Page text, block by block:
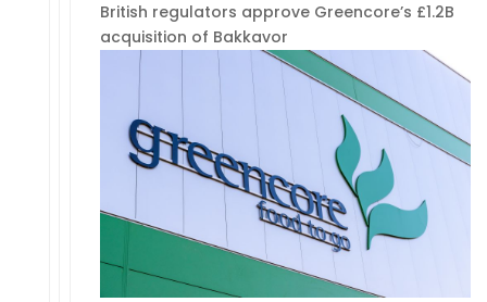
British regulators approve Greencore’s £1.2B
acquisition of Bakkavor